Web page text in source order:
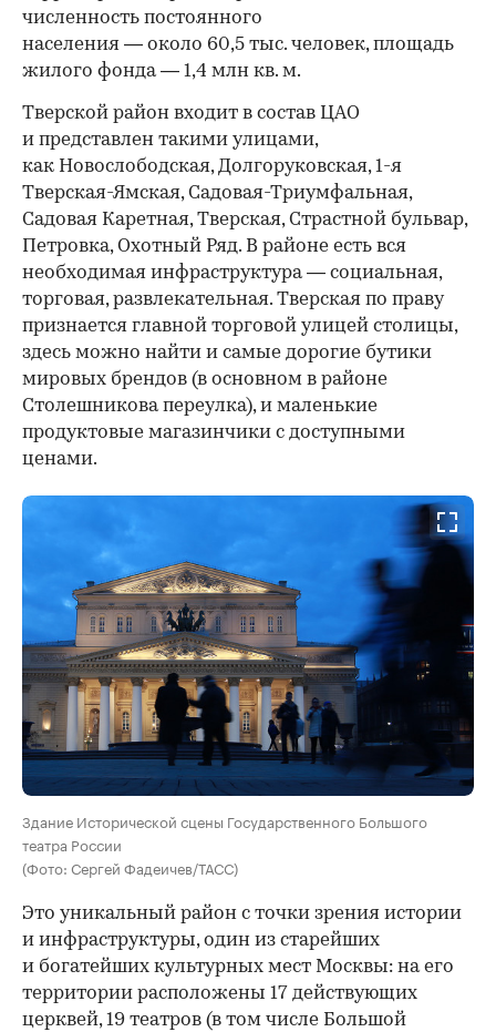
численность постоянного
населения — около 60,5 тыс. человек, площадь
жилого фонда — 1,4 млн кв. м.
Тверской район входит в состав ЦАО
и представлен такими улицами,
как Новослободская, Долгоруковская, 1-я
Тверская-Ямская, Садовая-Триумфальная,
Садовая Каретная, Тверская, Страстной бульвар,
Петровка, Охотный Ряд. В районе есть вся
необходимая инфраструктура — социальная,
торговая, развлекательная. Тверская по праву
признается главной торговой улицей столицы,
здесь можно найти и самые дорогие бутики
мировых брендов (в основном в районе
Столешникова переулка), и маленькие
продуктовые магазинчики с доступными
ценами.
Здание Исторической сцены Государственного Большого
театра России
(Фото: Сергей Фадеичев/ТАСС)
Это уникальный район с точки зрения истории
и инфраструктуры, один из старейших
и богатейших культурных мест Москвы: на его
территории расположены 17 действующих
церквей, 19 театров (в том числе Большой